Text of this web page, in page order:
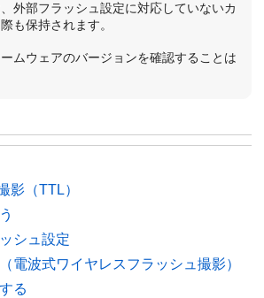
外部フラッシュ設定に対応していないカ
も保持されます。
ムウェアのバージョンを確認することは
影（TTL）
シュ設定
電波式ワイヤレスフラッシュ撮影）
る